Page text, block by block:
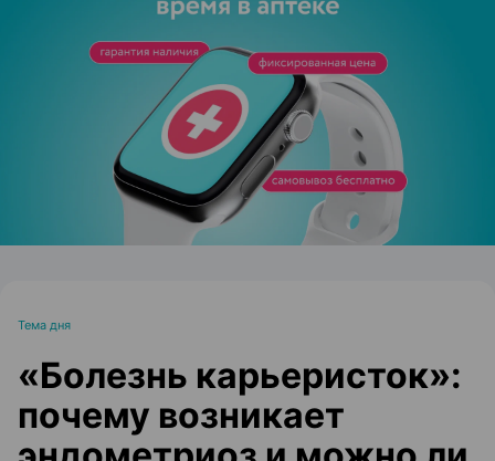
ЭФФЕКТИВНАЯ РЕКЛАМА НА САЙТЕ
Тема дня
«Болезнь карьеристок»:
почему возникает